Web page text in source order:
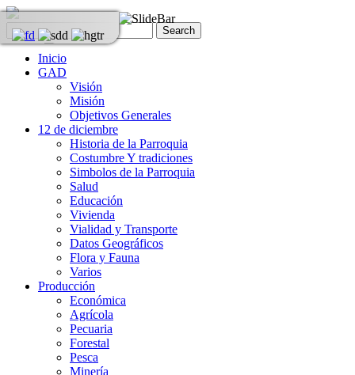
Inicio
GAD
Visión
Misión
Objetivos Generales
12 de diciembre
Historia de la Parroquia
Costumbre Y tradiciones
Simbolos de la Parroquia
Salud
Educación
Vivienda
Vialidad y Transporte
Datos Geográficos
Flora y Fauna
Varios
Producción
Económica
Agrícola
Pecuaria
Forestal
Pesca
Minería